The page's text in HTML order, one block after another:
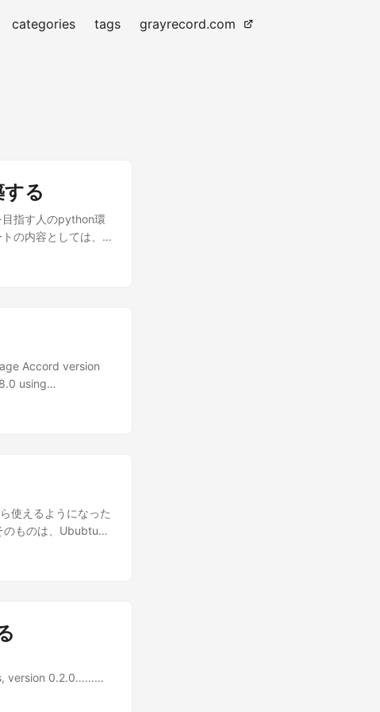
categories tags grayrecord.com
る
指す人のpython環
の内容としては、
、pyenvと
ストールする
のステップで確認
conda init
sudo dpkg -i
~/.bashrc dotnet
kernels: .net-
Accord version
using
10, 20, 30};
使えるようになった
ものは、Ububtu
す。 基本的には
、すごく簡単。 次
version 0.2.0………
package